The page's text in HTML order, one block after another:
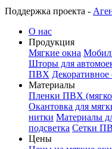
Поддержка проекта -
О нас
Продукция
Мягкие окна
Шторы для
ПВХ
Материалы
Пленки ПВХ
Окантовка для
нитки Материалы
подсветка Сетки
Цены